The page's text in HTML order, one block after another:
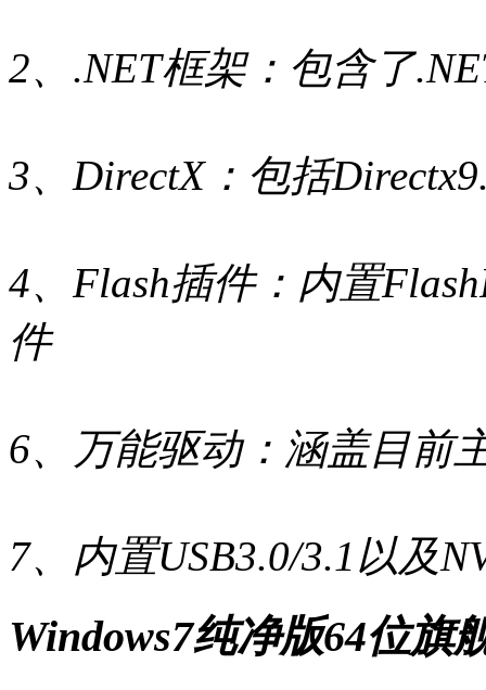
2、.NET框架：包含了
3、DirectX：包括
4、Flash插件：内置
件
6、万能驱动：涵盖目前
7、内置USB3.0/3.1以及
Windows7纯净版64位旗